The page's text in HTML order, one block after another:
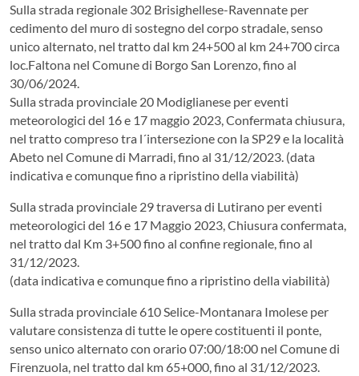
Sulla strada regionale 302 Brisighellese-Ravennate per
cedimento del muro di sostegno del corpo stradale, senso
unico alternato, nel tratto dal km 24+500 al km 24+700 circa
loc.Faltona nel Comune di Borgo San Lorenzo, fino al
30/06/2024.
Sulla strada provinciale 20 Modiglianese per eventi
meteorologici del 16 e 17 maggio 2023, Confermata chiusura,
nel tratto compreso tra l´intersezione con la SP29 e la località
Abeto nel Comune di Marradi, fino al 31/12/2023. (data
indicativa e comunque fino a ripristino della viabilità)
Sulla strada provinciale 29 traversa di Lutirano per eventi
meteorologici del 16 e 17 Maggio 2023, Chiusura confermata,
nel tratto dal Km 3+500 fino al confine regionale, fino al
31/12/2023.
(data indicativa e comunque fino a ripristino della viabilità)
Sulla strada provinciale 610 Selice-Montanara Imolese per
valutare consistenza di tutte le opere costituenti il ponte,
senso unico alternato con orario 07:00/18:00 nel Comune di
Firenzuola, nel tratto dal km 65+000, fino al 31/12/2023.